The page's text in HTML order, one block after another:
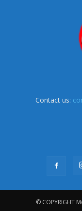
Contact us:
© COPYRIGHT